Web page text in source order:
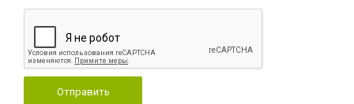
Отправить